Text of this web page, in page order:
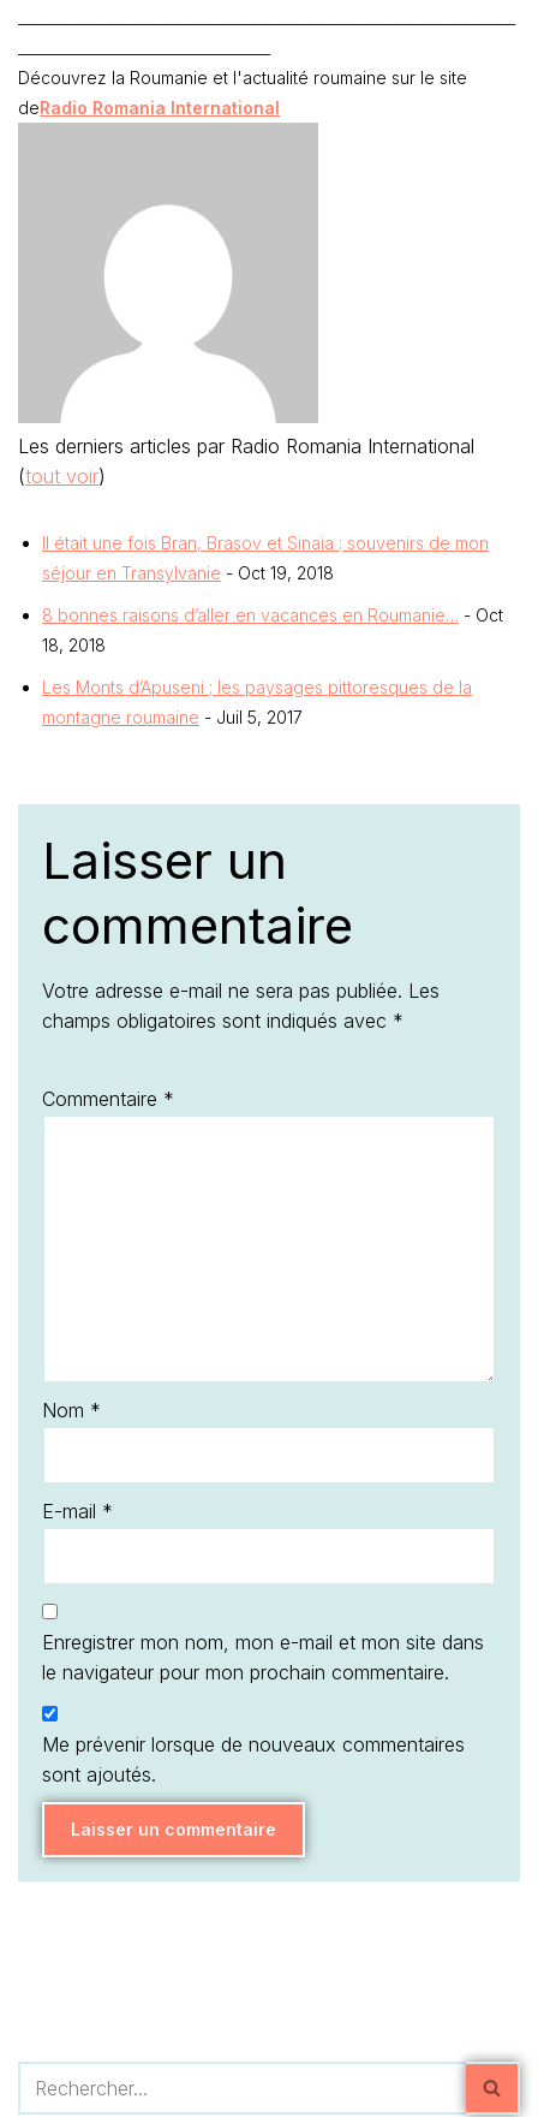
Découvrez la Roumanie et l'actualité roumaine sur le site
deRadio Romania International
Les derniers articles par Radio Romania International
(tout voir)
Il était une fois Bran, Brasov et Sinaia ; souvenirs de mon
séjour en Transylvanie - Oct 19, 2018
8 bonnes raisons d’aller en vacances en Roumanie… - Oct
18, 2018
Les Monts d’Apuseni ; les paysages pittoresques de la
montagne roumaine - Juil 5, 2017
Laisser un
commentaire
Votre adresse e-mail ne sera pas publiée. Les
champs obligatoires sont indiqués avec *
Commentaire *
Nom *
E-mail *
Enregistrer mon nom, mon e-mail et mon site dans
le navigateur pour mon prochain commentaire.
Me prévenir lorsque de nouveaux commentaires
sont ajoutés.